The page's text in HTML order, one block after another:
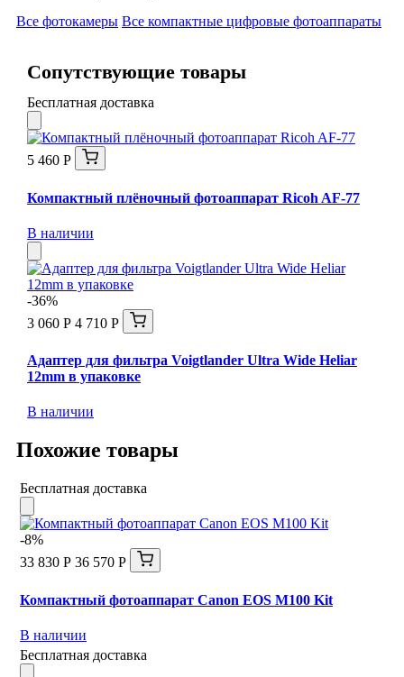
Все фотокамеры Все компактные цифровые фотоаппараты
Сопутствующие товары
Бесплатная доставка
5 460 Р
Компактный плёночный фотоаппарат Ricoh AF-77
В наличии
-36%
3 060 Р 4 710 Р
Адаптер для фильтра Voigtlander Ultra Wide Heliar
12mm в упаковке
В наличии
Похожие товары
Бесплатная доставка
-8%
33 830 Р 36 570 Р
Компактный фотоаппарат Canon EOS M100 Kit
В наличии
Бесплатная доставка